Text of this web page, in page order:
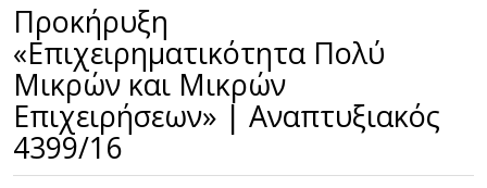
Προκήρυξη
«Επιχειρηματικότητα Πολύ
Μικρών και Μικρών
Επιχειρήσεων» | Αναπτυξιακός
4399/16